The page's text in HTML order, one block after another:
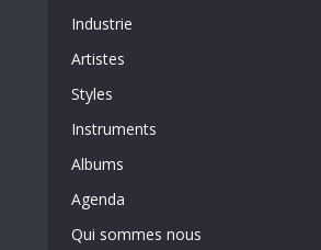
Industrie
Artistes
Styles
Instruments
Albums
Agenda
Qui sommes nous